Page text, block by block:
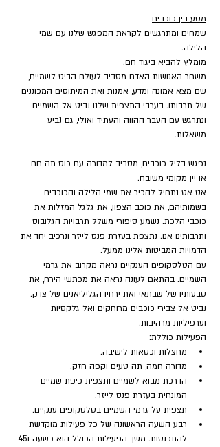
מסע בין כוכבים
שמחים ומתרגשים לקראת המפגש שלנו עם שמי
הלילה.
מומלץ להביא ביגוד חם.
משחר האנושות האדם מסביב לעולם הביט לשמיים,
שם מצא אמונה ומדע, אמנות ואת המיתוסים המכוננים
של תרבותו. בערבי התצפית שלנו נביט אל השמיים
ונתרגש עם העבר ההווה והעתיד ואולי, גם נביע
משאלות.
נפגש בליל כוכבים, מסביב למדורה עם כוס תה חם
או יין מקומי משובח.
אט אט נתחיל להכיר את שמי הלילה והכוכבים
בשמותיהם, את כוכב הצפון, את גלגל המזלות את
כוכבי הלכת. נשמע סיפורי משלל תרבויות הגלובוס
ותרבותינו אנו. נתצפת בעזרת פנס לייזר ונרכיב יחד את
הדמויות המביטות אלינו ממעל.
עם הטלסקופים הענקיים נראה מקרוב את גרמי
השמיים. בהתאם לעונה נראה את מכתשי הירח, את
טבעותיו של שבתאי ואת ירחיו הגליליאנים של צדק.
נביט אל צבירי כוכבים מרוחקים ואל גלקסיות
וערפיליות מרהיבות.
הפעילות כוללת:
מחצלות וכסאות לישיבה.
מדורה חמה, תה טעים וקפה חזק.
הדרכת מבוא לשמיים ותצפית כיפת שמיים
המונחית בעזרת פנס לייזר.
תצפית על גרמי השמיים בטלסקופים ענקיים.
רבע השעה הראשונה של כל פעילות מוקדשת